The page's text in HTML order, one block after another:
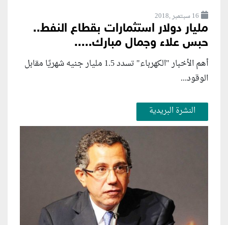
16 سبتمبر ,2018
مليار دولار استثمارات بقطاع النفط..
حبس علاء وجمال مبارك.....
أهم الأخبار "الكهرباء" تسدد 1.5 مليار جنيه شهريًا مقابل
الوقود...
النشرة البريدية